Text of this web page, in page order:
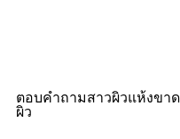
ตอบคำถามสาวผิวแห้งขา
ผิว